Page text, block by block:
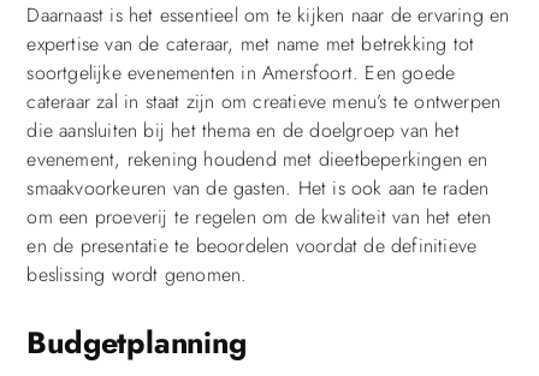
Daarnaast is het essentieel om te kijken naar de ervaring en
expertise van de cateraar, met name met betrekking tot
soortgelijke evenementen in Amersfoort. Een goede
cateraar zal in staat zijn om creatieve menu’s te ontwerpen
die aansluiten bij het thema en de doelgroep van het
evenement, rekening houdend met dieetbeperkingen en
smaakvoorkeuren van de gasten. Het is ook aan te raden
om een proeverij te regelen om de kwaliteit van het eten
en de presentatie te beoordelen voordat de definitieve
beslissing wordt genomen.
Budgetplanning